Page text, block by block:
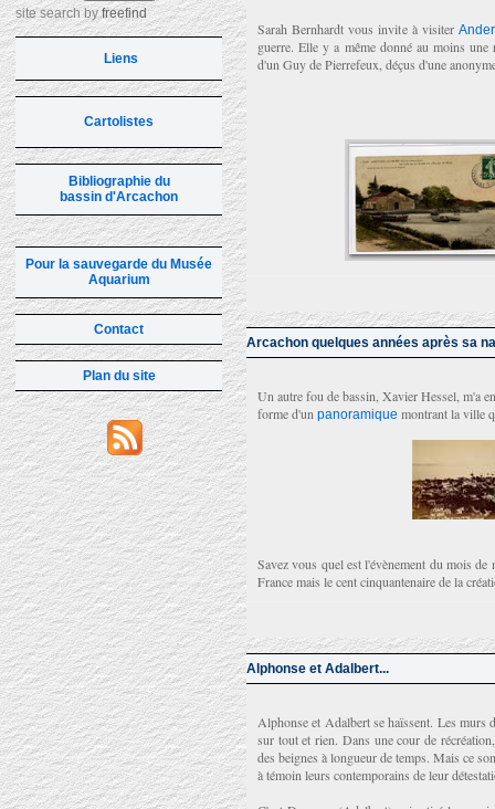
site searchbyfreefind
Liens
Cartolistes
Bibliographie du
bassin d'Arcachon
Pour la sauvegarde du Musée
Aquarium
Contact
Plan du site
Sarah Bernhardt vous invite à visiter
guerre. Elle y a même donné au moins une
d'un Guy de Pierrefeux, déçus d'une
Arcachon quelques années après sa
Un autre fou de bassin, Xavier Hessel, m'a
forme d'un panoramique montrant la ville
Savez vous quel est l'évènement du mois
France mais le cent cinquantenaire de la
Alphonse et Adalbert...
Alphonse et Adalbert se haïssent. Les murs
sur tout et rien. Dans une cour de
des beignes à longueur de temps. Mais ce
à témoin leurs contemporains de leur